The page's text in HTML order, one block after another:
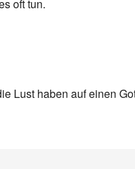
oft tun.
Lust haben auf einen